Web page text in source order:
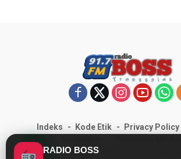
Indeks Kode Etik Privacy Policy
RADIOBOSSFM.COM © 2025
RADIO BOSS